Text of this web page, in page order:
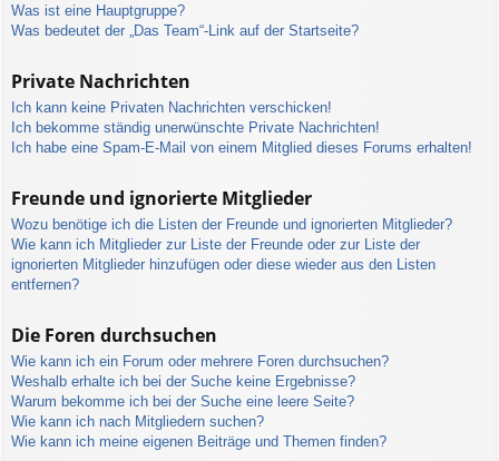
Was ist eine Hauptgruppe?
Was bedeutet der „Das Team“-Link auf der Startseite?
Private Nachrichten
Ich kann keine Privaten Nachrichten verschicken!
Ich bekomme ständig unerwünschte Private Nachrichten!
Ich habe eine Spam-E-Mail von einem Mitglied dieses Forums erhalten!
Freunde und ignorierte Mitglieder
Wozu benötige ich die Listen der Freunde und ignorierten Mitglieder?
Wie kann ich Mitglieder zur Liste der Freunde oder zur Liste der
ignorierten Mitglieder hinzufügen oder diese wieder aus den Listen
entfernen?
Die Foren durchsuchen
Wie kann ich ein Forum oder mehrere Foren durchsuchen?
Weshalb erhalte ich bei der Suche keine Ergebnisse?
Warum bekomme ich bei der Suche eine leere Seite?
Wie kann ich nach Mitgliedern suchen?
Wie kann ich meine eigenen Beiträge und Themen finden?